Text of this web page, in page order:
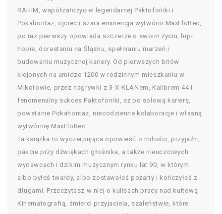
RAHIM, współzałożyciel legendarnej Paktofoniki i
Pokahontaz, ojciec i szara eminencja wytwórni MaxFloRec,
po raz pierwszy opowiada szczerze o swoim życiu, hip-
hopie, dorastaniu na Śląsku, spełnianiu marzeń i
budowaniu muzycznej kariery. Od pierwszych bitów
klejonych na amidze 1200 w rodzinnym mieszkaniu w
Mikołowie, przez nagrywki z 3-X-KLANem, Kalibrem 44 i
fenomenalny sukces Paktofoniki, aż po solową karierę,
powstanie Pokahontaz, niecodzienne kolaboracje i własną
wytwórnię MaxFloRec.
Ta książka to wyczerpująca opowieść o miłości, przyjaźni,
pakcie przy dźwiękach głośnika, a także nieuczciwych
wydawcach i dzikim muzycznym rynku lat 90, w którym
albo byłeś twardy, albo zostawałeś pożarty i kończyłeś z
długami. Przeczytasz w niej o kulisach pracy nad kultową
Kinematografią, śmierci przyjaciela, szaleństwie, które